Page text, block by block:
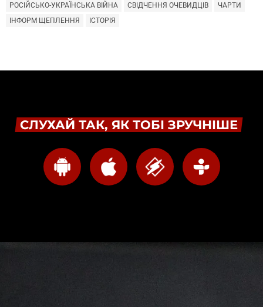
РОСІЙСЬКО-УКРАЇНСЬКА ВІЙНА
СВІДЧЕННЯ ОЧЕВИДЦІВ
ЧАРТИ
ІНФОРМ ЩЕПЛЕННЯ
ІСТОРІЯ
СЛУХАЙ ТАК, ЯК ТОБІ ЗРУЧНІШЕ